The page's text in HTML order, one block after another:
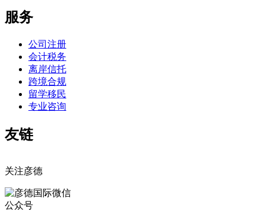
服务
公司注册
会计税务
离岸信托
跨境合规
留学移民
专业咨询
友链
关注彦德